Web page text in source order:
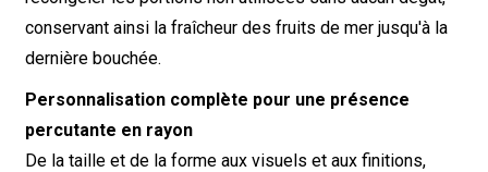
conservant ainsi la fraîcheur des fruits de mer jusqu'à la
dernière bouchée.
Personnalisation complète pour une présence
percutante en rayon
De la taille et de la forme aux visuels et aux finitions,